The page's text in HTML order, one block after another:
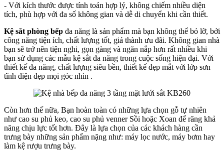
- Với kích thước được tính toán hợp lý, không chiếm nhiều diện
tích, phù hợp với đa số không gian và dễ di chuyển khi cần thiết.
Kệ sắt phòng bếp đa năng là sản phẩm mà bạn không thể bỏ lỡ, bởi
công năng tiện ích, chất lượng tốt, giá thành ưu đãi. Không gian nhà
bạn sẽ trở nên tiện nghi, gọn gàng và ngăn nắp hơn rất nhiều khi
bạn sử dụng các mẫu kệ sắt đa năng trong cuộc sống hiện đại. Với
thiết kế đa năng, chất lượng siêu bền, thiết kế đẹp mắt với lớp sơn
tĩnh điện đẹp mọi góc nhìn .
Còn hơn thế nữa, Bạn hoàn toàn có những lựa chọn gỗ tự nhiên
như cao su phủ keo, cao su phủ venner Sồi hoặc Xoan để răng khả
năng chịu lực tốt hơn. Đây là lựa chọn của các khách hàng cần
trưng bày những sản phẩm nặng như: máy lọc nước, máy bơm hay
làm kệ rượu trưng bày.